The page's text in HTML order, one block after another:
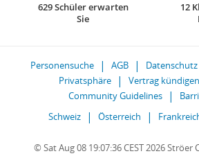
629 Schüler erwarten
Sie
12
Personensuche AGB Datenschutz
Privatsphäre
Vertrag kündigen
Community Guidelines
Schweiz
Österreich
© Sat Aug 08 19:07:36 CEST 2026